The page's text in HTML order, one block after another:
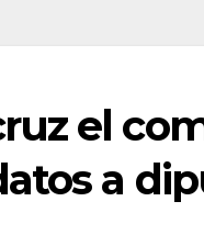
el
a